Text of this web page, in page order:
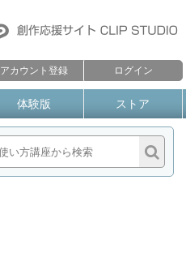
アカウント登録 ログイン
体験版 ストア